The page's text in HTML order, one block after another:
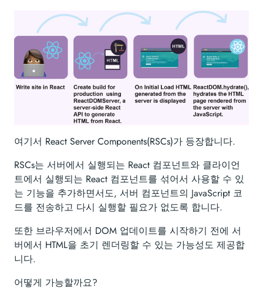
여기서 React Server Components(RSCs)가 등장합니다.
RSCs는 서버에서 실행되는 React 컴포넌트와 클라이언
트에서 실행되는 React 컴포넌트를 섞어서 사용할 수 있
는 기능을 추가하면서도, 서버 컴포넌트의 JavaScript 코
드를 전송하고 다시 실행할 필요가 없도록 합니다.
또한 브라우저에서 DOM 업데이트를 시작하기 전에 서
버에서 HTML을 초기 렌더링할 수 있는 가능성도 제공합
니다.
어떻게 가능할까요?